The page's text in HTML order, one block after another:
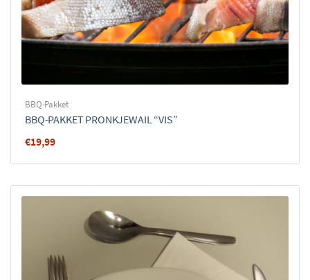
BBQ-Pakket
BBQ-PAKKET PRONKJEWAIL “VIS”
€19,99